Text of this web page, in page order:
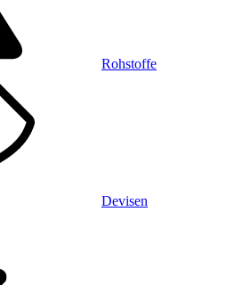
Rohstoffe
Devisen